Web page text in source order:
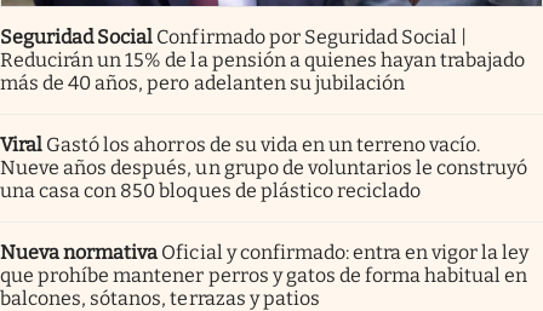
Seguridad Social Confirmado por Seguridad Social |
Reducirán un 15% de la pensión a quienes hayan trabajado
más de 40 años, pero adelanten su jubilación
Viral Gastó los ahorros de su vida en un terreno vacío.
Nueve años después, un grupo de voluntarios le construyó
una casa con 850 bloques de plástico reciclado
Nueva normativa Oficial y confirmado: entra en vigor la ley
que prohíbe mantener perros y gatos de forma habitual en
balcones, sótanos, terrazas y patios